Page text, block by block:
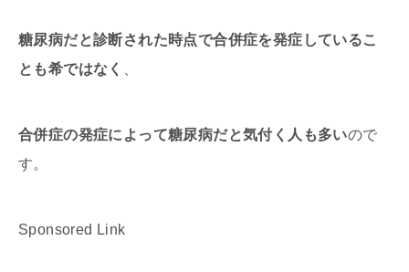
糖尿病だと診断された時点で合併症を発症しているこ
とも希ではなく
合併症の発症によって糖尿病だと気付く人も多いので
す。
Sponsored Link